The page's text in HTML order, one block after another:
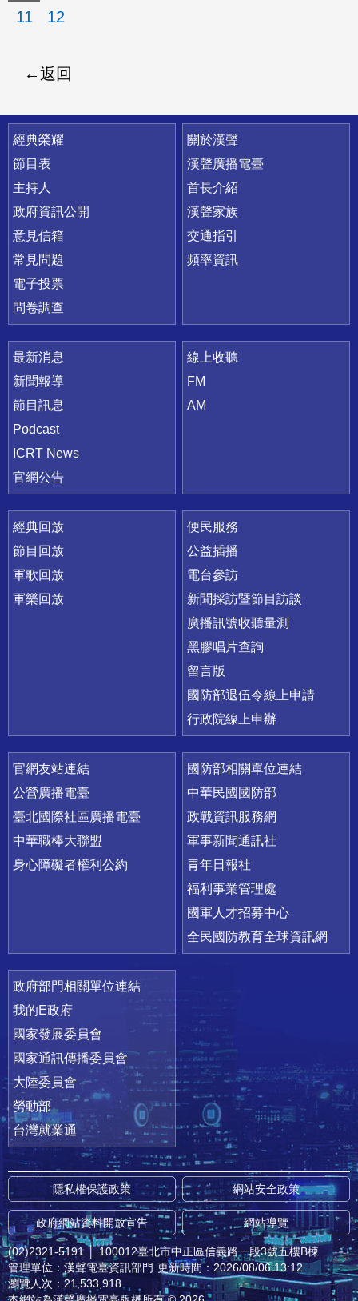
11
12
返回
快速連結
經典榮耀
節目表
主持人
政府資訊公開
意見信箱
常見問題
電子投票
問卷調查
關於漢聲
漢聲廣播電臺
首長介紹
漢聲家族
交通指引
頻率資訊
最新消息
新聞報導
節目訊息
Podcast
ICRT News
官網公告
線上收聽
FM
AM
經典回放
節目回放
軍歌回放
軍樂回放
便民服務
公益插播
電台參訪
新聞採訪暨節目訪談
廣播訊號收聽量測
黑膠唱片查詢
留言版
國防部退伍令線上申請
行政院線上申辦
官網友站連結
公營廣播電臺
臺北國際社區廣播電臺
中華職棒大聯盟
身心障礙者權利公約
國防部相關單位連結
中華民國國防部
政戰資訊服務網
軍事新聞通訊社
青年日報社
福利事業管理處
國軍人才招募中心
全民國防教育全球資訊網
政府部門相關單位連結
我的E政府
國家發展委員會
國家通訊傳播委員會
大陸委員會
勞動部
台灣就業通
隱私權保護政策 網站安全政策
政府網站資料開放宣告 網站導覽
(02)2321-5191 │ 100012臺北市中正區信義路一段3號五樓B棟
管理單位：漢聲電臺資訊部門 更新時間：2026/08/06 13:12
瀏覽人次：21,533,918